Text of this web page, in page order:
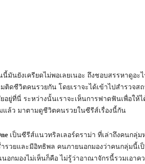
มันยังเครียดไม่พอเลยเนอะ ถึงชอบสรรหาดูอ
ดชีวิตคนรวยกัน โดยเราจะได้เข้าไปสำรวจสถ
อยู่ที่นี่ ระหว่างนั้นเราจะเห็นการฟาดฟันเพื่อใ
แล้ว มาตามดูชีวิตคนรวยในซีรีส์เรื่องนี้กัน
เป็นซีรีส์แนวทริลเลอร์ดราม่า ที่เล่าถึงคนกลุ่ม
รวยและมีอิทธิพล คนภายนอกมองว่าคนกลุ่มนี้เ
อกมองไม่เห็นก็คือ ไม่รู้ว่าอาณาจักรนี้รวมเอา